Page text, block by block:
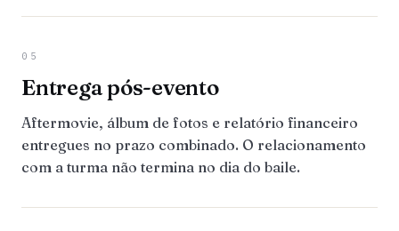
05
Entrega pós-evento
Aftermovie, álbum de fotos e relatório financeiro
entregues no prazo combinado. O relacionamento
com a turma não termina no dia do baile.